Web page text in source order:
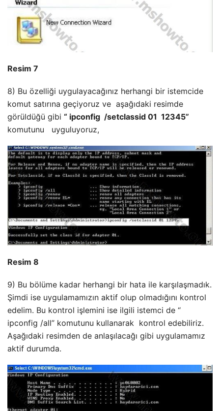
Resim 7
8) Bu özelliği uygulayacağınız herhangi bir istemcide
komut satırına geçiyoruz ve aşağıdaki resimde
görüldüğü gibi “ ipconfig /setclassid 01 12345”
komutunu uyguluyoruz,
Resim 8
9) Bu bölüme kadar herhangi bir hata ile karşılaşmadık.
Şimdi ise uygulamamızın aktif olup olmadığını kontrol
edelim. Bu kontrol işlemini ise ilgili istemci de “
ipconfig /all” komutunu kullanarak kontrol edebiliriz.
Aşağıdaki resimden de anlaşılacağı gibi uygulamamız
aktif durumda.